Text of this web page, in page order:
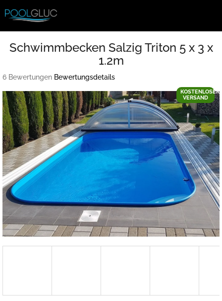
Inhalt
Schwimmbecken Salzig Triton 5 x 3 x
1.2m
Die
Produktbewertung
ist
4,5
von
5
Sternen.
6 Bewertungen Bewertungsdetails
KOSTENLOSER
VERSAND